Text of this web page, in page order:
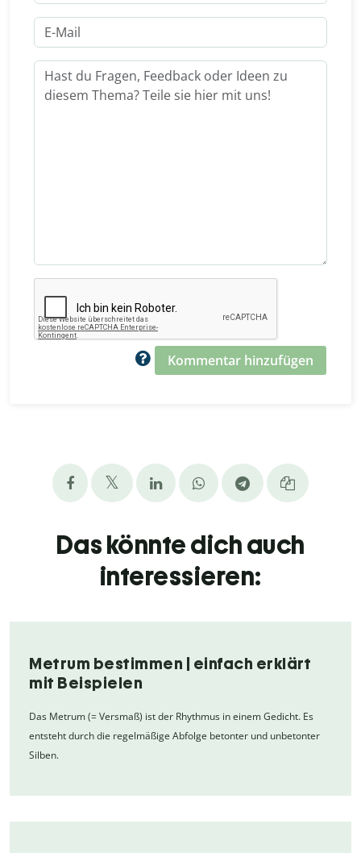
Kommentar hinzufügen
Das könnte dich auch
interessieren:
Metrum bestimmen | einfach erklärt
mit Beispielen
Das Metrum (= Versmaß) ist der Rhythmus in einem Gedicht. Es
entsteht durch die regelmäßige Abfolge betonter und unbetonter
Silben.